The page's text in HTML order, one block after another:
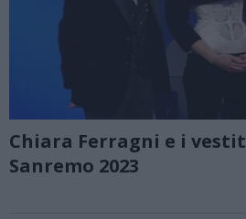
Chiara Ferragni e i
Sanremo 2023